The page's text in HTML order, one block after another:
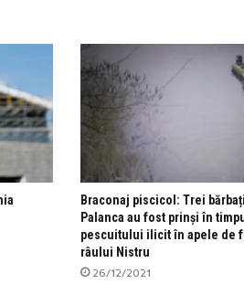
Braconaj piscicol: Trei
Palanca au fost prinși în
pescuitului ilicit în apele de
râului Nistru
26/12/2021